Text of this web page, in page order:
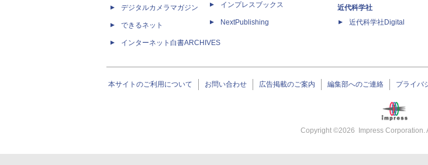
デジタルカメラマガジン
できるネット
インターネット白書ARCHIVES
インプレスブックス
NextPublishing
近代科学社
近代科学社Digital
本サイトのご利用について お問い合わせ 広告掲載のご案内 編集部へのご連絡 プライバ
Copyright ©2026 Impress